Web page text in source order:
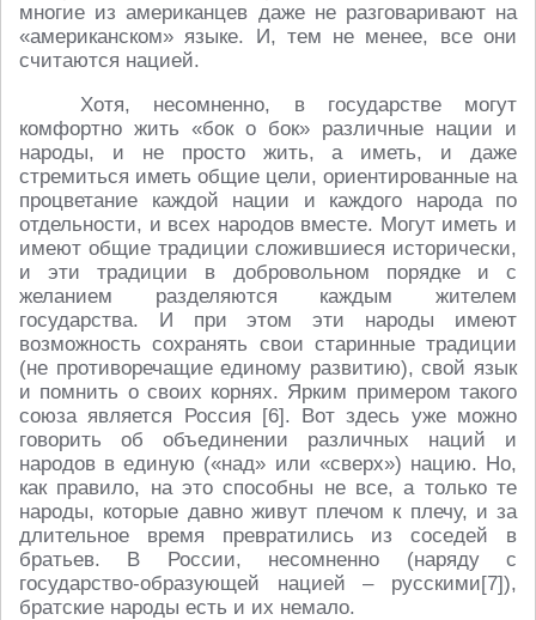
многие из американцев даже не разговаривают на
«американском» языке. И, тем не менее, все они
считаются нацией.
Хотя, несомненно, в государстве могут
комфортно жить «бок о бок» различные нации и
народы, и не просто жить, а иметь, и даже
стремиться иметь общие цели, ориентированные на
процветание каждой нации и каждого народа по
отдельности, и всех народов вместе. Могут иметь и
имеют общие традиции сложившиеся исторически,
и эти традиции в добровольном порядке и с
желанием разделяются каждым жителем
государства. И при этом эти народы имеют
возможность сохранять свои старинные традиции
(не противоречащие единому развитию), свой язык
и помнить о своих корнях. Ярким примером такого
союза является Россия [6]. Вот здесь уже можно
говорить об объединении различных наций и
народов в единую («над» или «сверх») нацию. Но,
как правило, на это способны не все, а только те
народы, которые давно живут плечом к плечу, и за
длительное время превратились из соседей в
братьев. В России, несомненно (наряду с
государство-образующей нацией – русскими[7]),
братские народы есть и их немало.